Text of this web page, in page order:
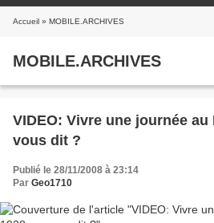
Accueil » MOBILE.ARCHIVES
MOBILE.ARCHIVES
VIDEO: Vivre une journée au
vous dit ?
Publié le 28/11/2008 à 23:14
Par Geo1710